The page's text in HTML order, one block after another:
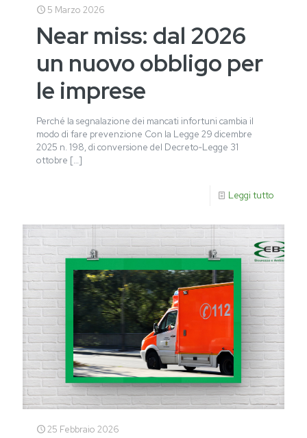
5 Marzo 2026
Near miss: dal 2026
un nuovo obbligo per
le imprese
Perché la segnalazione dei mancati infortuni cambia il
modo di fare prevenzione Con la Legge 29 dicembre
2025 n. 198, di conversione del Decreto‑Legge 31
ottobre […]
Leggi tutto
25 Febbraio 2026